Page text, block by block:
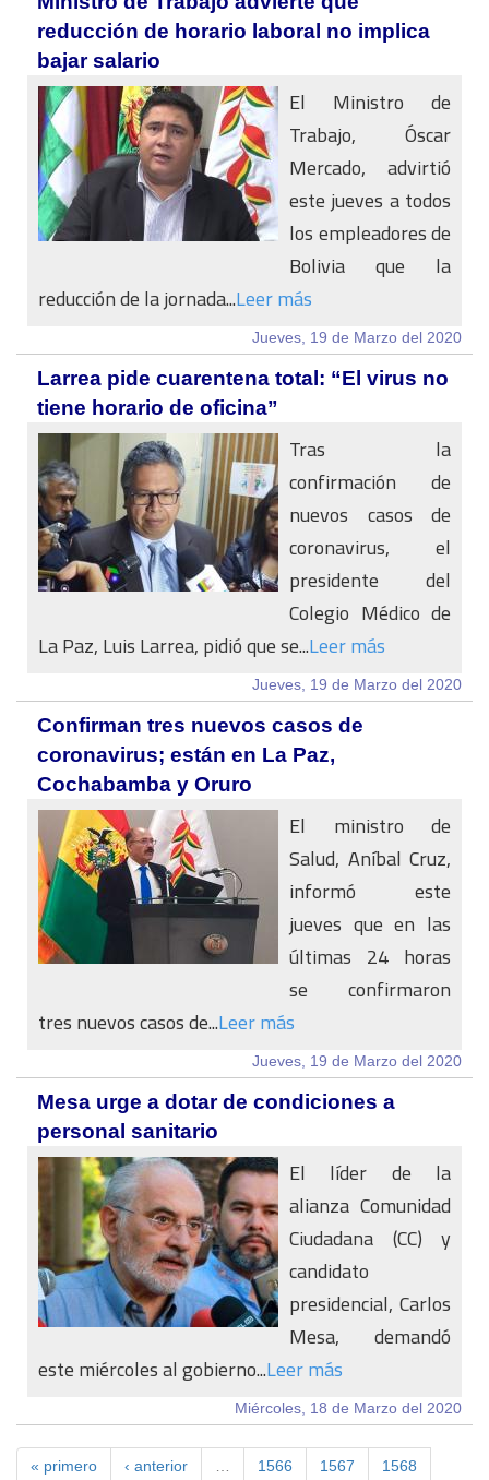
reducción de horario laboral no implica
bajar salario
El Ministro de
Trabajo, Óscar
Mercado, advirtió
este jueves a todos
los empleadores de
Bolivia que la
reducción de la jornada...Leer más
Jueves, 19 de Marzo del 2020
Larrea pide cuarentena total: “El virus no
tiene horario de oficina”
Tras la
confirmación de
nuevos casos de
coronavirus, el
presidente del
Colegio Médico de
La Paz, Luis Larrea, pidió que se...Leer más
Jueves, 19 de Marzo del 2020
Confirman tres nuevos casos de
coronavirus; están en La Paz,
Cochabamba y Oruro
El ministro de
Salud, Aníbal Cruz,
informó este
jueves que en las
últimas 24 horas
se confirmaron
tres nuevos casos de...Leer más
Jueves, 19 de Marzo del 2020
Mesa urge a dotar de condiciones a
personal sanitario
El líder de la
alianza Comunidad
Ciudadana (CC) y
candidato
presidencial, Carlos
Mesa, demandó
este miércoles al gobierno...Leer más
Miércoles, 18 de Marzo del 2020
« primero ‹ anterior 1566 1567 1568